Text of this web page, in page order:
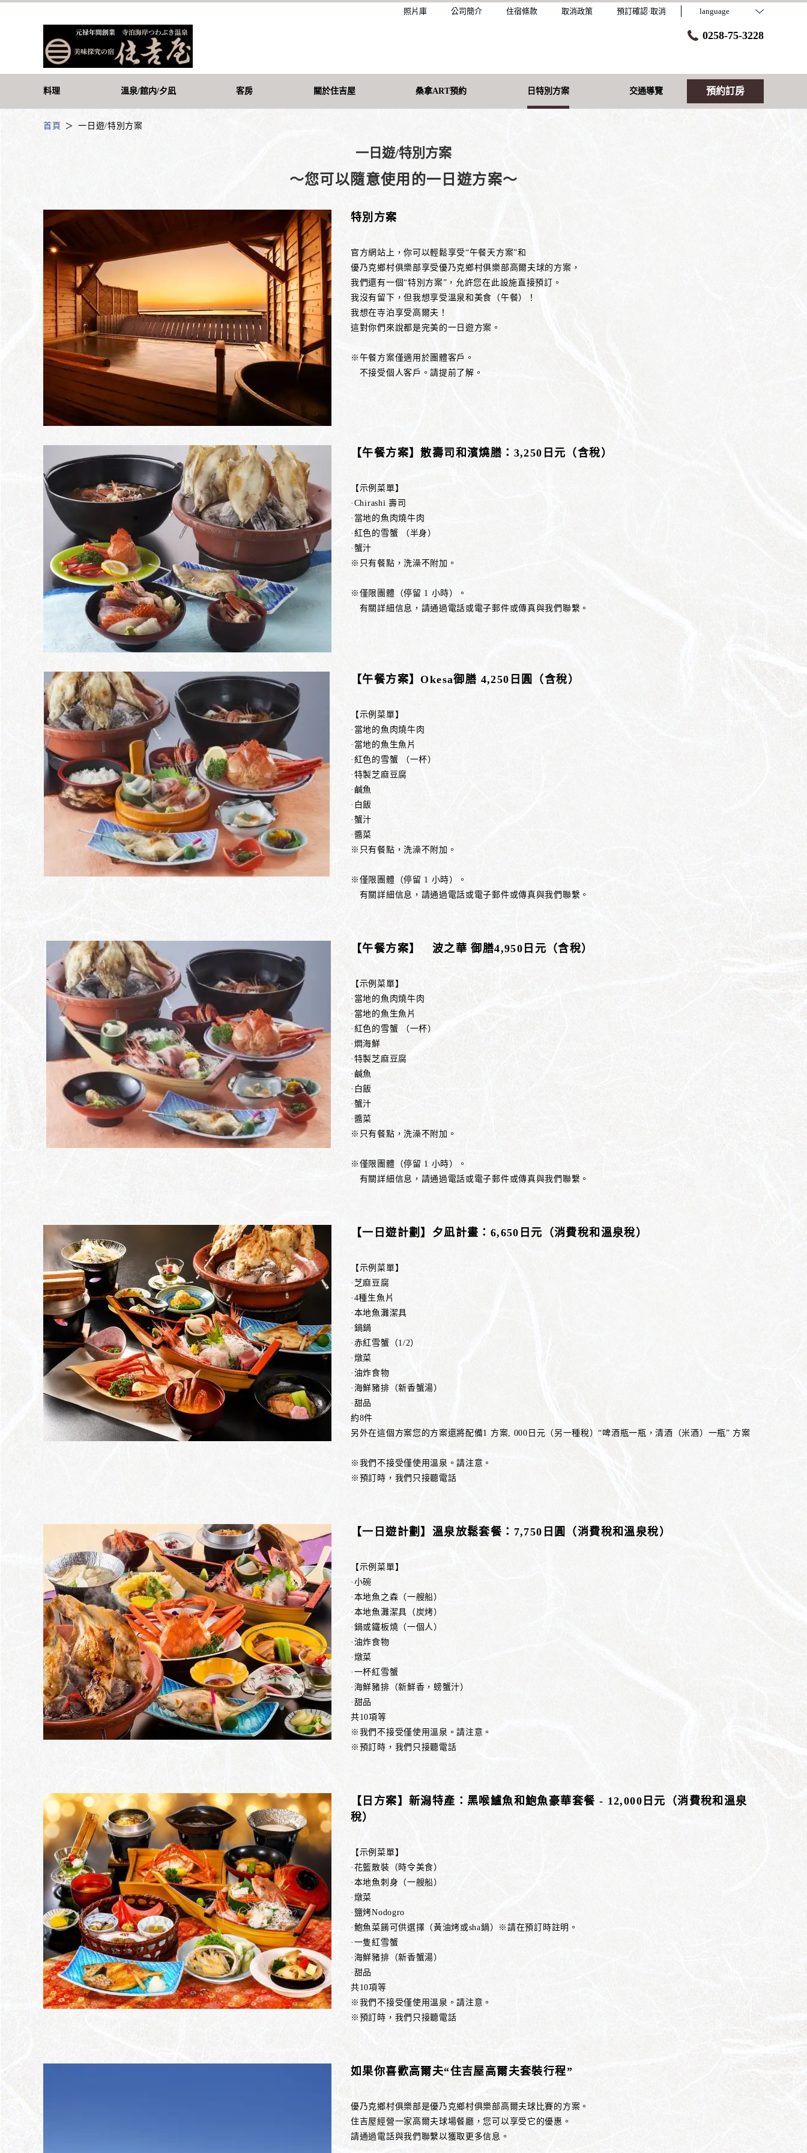
照片庫 公司簡介 住宿條款 取消政策 預訂確認·取消 language
0258-75-3228
料理 溫泉/館内/夕凪 客房 關於住吉屋 桑拿ART預約 日特別方案 交通導覽 預約訂房
首頁 一日遊/特別方案
一日遊/特別方案
〜您可以隨意使用的一日遊方案〜
特別方案
官方網站上，你可以輕鬆享受“午餐天方案”和
優乃克鄉村俱樂部享受優乃克鄉村俱樂部高爾夫球的方案，
我們還有一個“特別方案”，允許您在此設施直接預訂。
我沒有留下，但我想享受溫泉和美食（午餐）！
我想在寺泊享受高爾夫！
這對你們來說都是完美的一日遊方案。
※午餐方案僅適用於團體客戶。
不接受個人客戶。請提前了解。
【午餐方案】散壽司和濱燒膳：3,250日元（含稅）
【示例菜單】
·Chirashi 壽司
·當地的魚肉燒牛肉
·紅色的雪蟹 （半身）
·蟹汁
※只有餐點，洗澡不附加。
※僅限團體（停留 1 小時）。
有關詳細信息，請通過電話或電子郵件或傳真與我們聯繫。
【午餐方案】Okesa御膳 4,250日圓（含稅）
【示例菜單】
·當地的魚肉燒牛肉
·當地的魚生魚片
·紅色的雪蟹 （一杯）
·特製芝麻豆腐
·鹹魚
·白飯
·蟹汁
·醬菜
※只有餐點，洗澡不附加。
※僅限團體（停留 1 小時）。
有關詳細信息，請通過電話或電子郵件或傳真與我們聯繫。
【午餐方案】 波之華 御膳4,950日元（含稅）
【示例菜單】
·當地的魚肉燒牛肉
·當地的魚生魚片
·紅色的雪蟹 （一杯）
·燜海鮮
·特製芝麻豆腐
·鹹魚
·白飯
·蟹汁
·醬菜
※只有餐點，洗澡不附加。
※僅限團體（停留 1 小時）。
有關詳細信息，請通過電話或電子郵件或傳真與我們聯繫。
【一日遊計劃】夕凪計畫：6,650日元（消費稅和溫泉稅）
【示例菜單】
·芝麻豆腐
·4種生魚片
·本地魚灘潔具
·鍋鍋
·赤紅雪蟹（1/2）
·燉菜
·油炸食物
·海鮮豬排（新香蟹湯）
·甜品
約8件
另外在這個方案您的方案還將配備1 方案, 000日元（另一種稅）“啤酒瓶一瓶，清酒（米酒）一瓶” 方案
※我們不接受僅使用溫泉。請注意。
※預訂時，我們只接聽電話
【一日遊計劃】溫泉放鬆套餐：7,750日圓（消費稅和溫泉稅）
【示例菜單】
·小碗
·本地魚之森（一艘船）
·本地魚灘潔具（炭烤）
·鍋或鐵板燒（一個人）
·油炸食物
·燉菜
·一杯紅雪蟹
·海鮮豬排（新鮮香，螃蟹汁）
·甜品
共10項等
※我們不接受僅使用溫泉。請注意。
※預訂時，我們只接聽電話
【日方案】新潟特產：黑喉鱸魚和鮑魚豪華套餐 - 12,000日元（消費稅和溫泉
稅）
【示例菜單】
·花籃散裝（時令美食）
·本地魚刺身（一艘船）
·燉菜
·鹽烤Nodogro
·鮑魚菜餚可供選擇（黃油烤或sha鍋）※請在預訂時註明。
·一隻紅雪蟹
·海鮮豬排（新香蟹湯）
·甜品
共10項等
※我們不接受僅使用溫泉。請注意。
※預訂時，我們只接聽電話
如果你喜歡高爾夫“住吉屋高爾夫套裝行程”
優乃克鄉村俱樂部是優乃克鄉村俱樂部高爾夫球比賽的方案。
住吉屋經營一家高爾夫球場餐廳，您可以享受它的優惠。
請通過電話與我們聯繫以獲取更多信息。